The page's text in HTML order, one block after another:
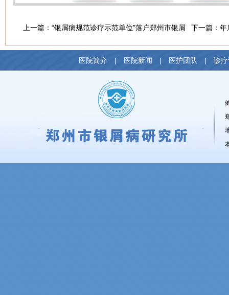
上一篇： “银屑病规范诊疗示范单位”落户郑州市银屑
病
下一篇：年
托
医院简介
| 医院新闻 | 医护团队 | 诊